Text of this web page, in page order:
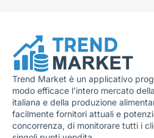
Trend Market è un applicativo
modo efficace l’intero mercato
italiana e della produzione
facilmente fornitori attuali e
concorrenza, di monitorare tutti i